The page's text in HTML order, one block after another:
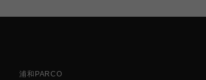
浦和PARCO